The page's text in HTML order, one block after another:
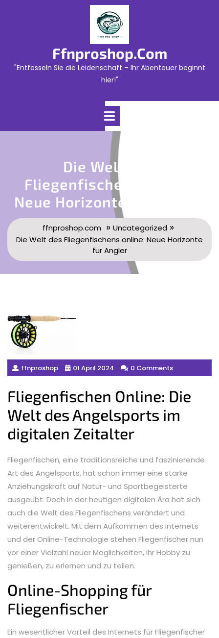
Ffnproshop.com
"Entfesseln Sie die Leidenschaft – Ihr Abenteuer beginnt
hier!"
Open
Die Welt Des
Fliegenfischens Online:
Neue Horizonte Für Angler
ffnproshop.com » Uncategorized »
Die Welt des Fliegenfischens online: Neue Horizonte
für Angler
ffnproshop 01 April 2024 0 Comments
Fliegenfischen Online: Die
Welt des Angelsports im
digitalen Zeitalter
Fliegenfischen, eine traditionsreiche und faszinierende
Art des Angelsports, hat schon immer eine starke
Anziehungskraft auf Natur- und Sportbegeisterte
ausgeübt. Doch in der heutigen digitalen Ära hat sich
auch die Welt des Fliegenfischens verändert und
weiterentwickelt. Mit dem Aufkommen des Internets
und der Online-Technologie stehen Fliegenfischer nun
vor einer Vielzahl neuer Möglichkeiten, ihr Hobby zu
genießen, zu erlernen und zu teilen.
Online-Shopping für
Fliegenfischer
Ein wesentlicher Vorteil des Internets für Fliegenfischer